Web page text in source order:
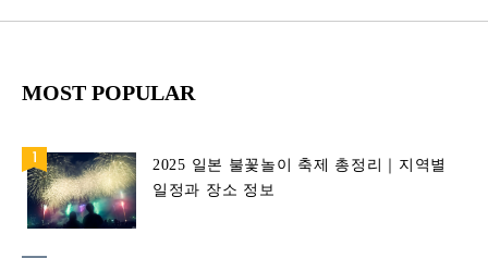
MOST POPULAR
2025 일본 불꽃놀이 축제 총정리｜지역별
일정과 장소 정보